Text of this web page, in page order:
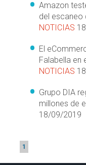
Amazon
del escaneo
NOTICIAS
El
Falabella en
NOTICIAS
Grupo DIA
millones de
18/09/2019
1